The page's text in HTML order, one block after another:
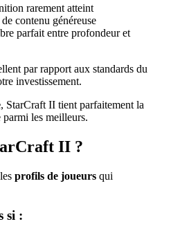
rarement atteint
contenu généreuse
parfait entre profondeur et
par rapport aux standards du
investissement.
, StarCraft II tient parfaitement la
les meilleurs.
II ?
profils de joueurs qui
si :